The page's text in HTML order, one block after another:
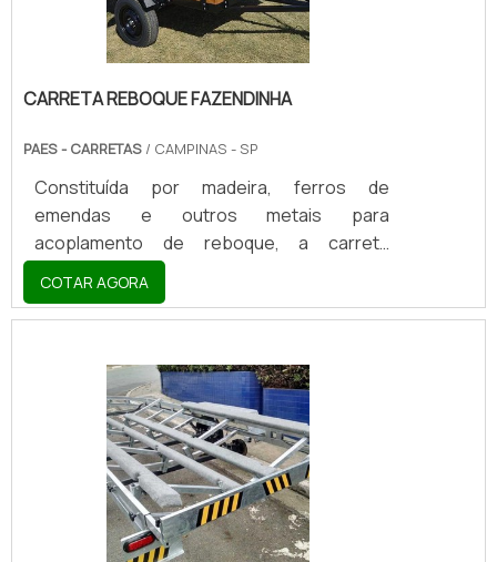
CARRETA REBOQUE FAZENDINHA
PAES - CARRETAS / CAMPINAS - SP
Constituída por madeira, ferros de
emendas e outros metais para
acoplamento de reboque, a carreta
reboque fazendinha se caracteriza por ter
na resistência um de seus pontos mais
altos. Não à toa, essa tal resistência se faz
que é justamente ele que é normalmente
utilizado em vias de terra ou, conforme
denomina-se popularmente, chão
batido.DETALHES SOBRE A CARRETA
REBOQUEA carreta fazendinha reboque
possui uma nomenclatura que, de maneira
assertiva, sugere .
COTAR AGORA